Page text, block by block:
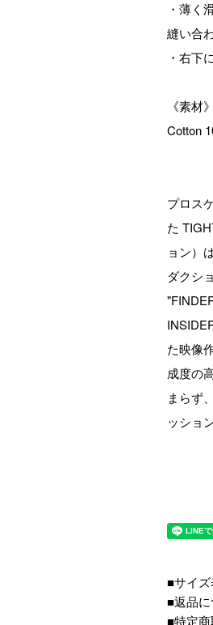
・薄く
縫い合
・右下
《素材》
Cotton
プロス
た
ョン）
ダクシ
た映像
成度の
まらず
ッショ
■サイ
■返品に
■特定